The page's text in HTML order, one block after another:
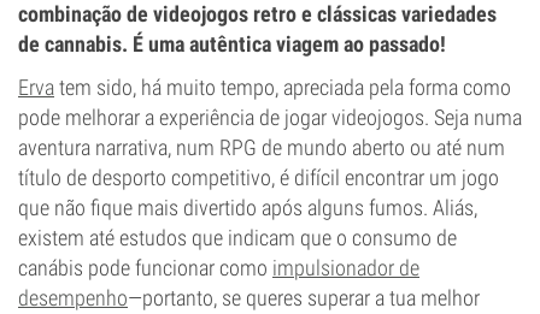
combinação de videojogos retro e clássicas variedades
de cannabis. É uma autêntica viagem ao passado!
Ervatem sido, há muito tempo, apreciada pela forma como
pode melhorar a experiência de jogar videojogos. Seja numa
aventura narrativa, num RPG de mundo aberto ou até num
título de desporto competitivo, é difícil encontrar um jogo
que não fique mais divertido após alguns fumos. Aliás,
existem até estudos que indicam que o consumo de
canábis pode funcionar como impulsionador de
desempenho—portanto, se queres superar a tua melhor